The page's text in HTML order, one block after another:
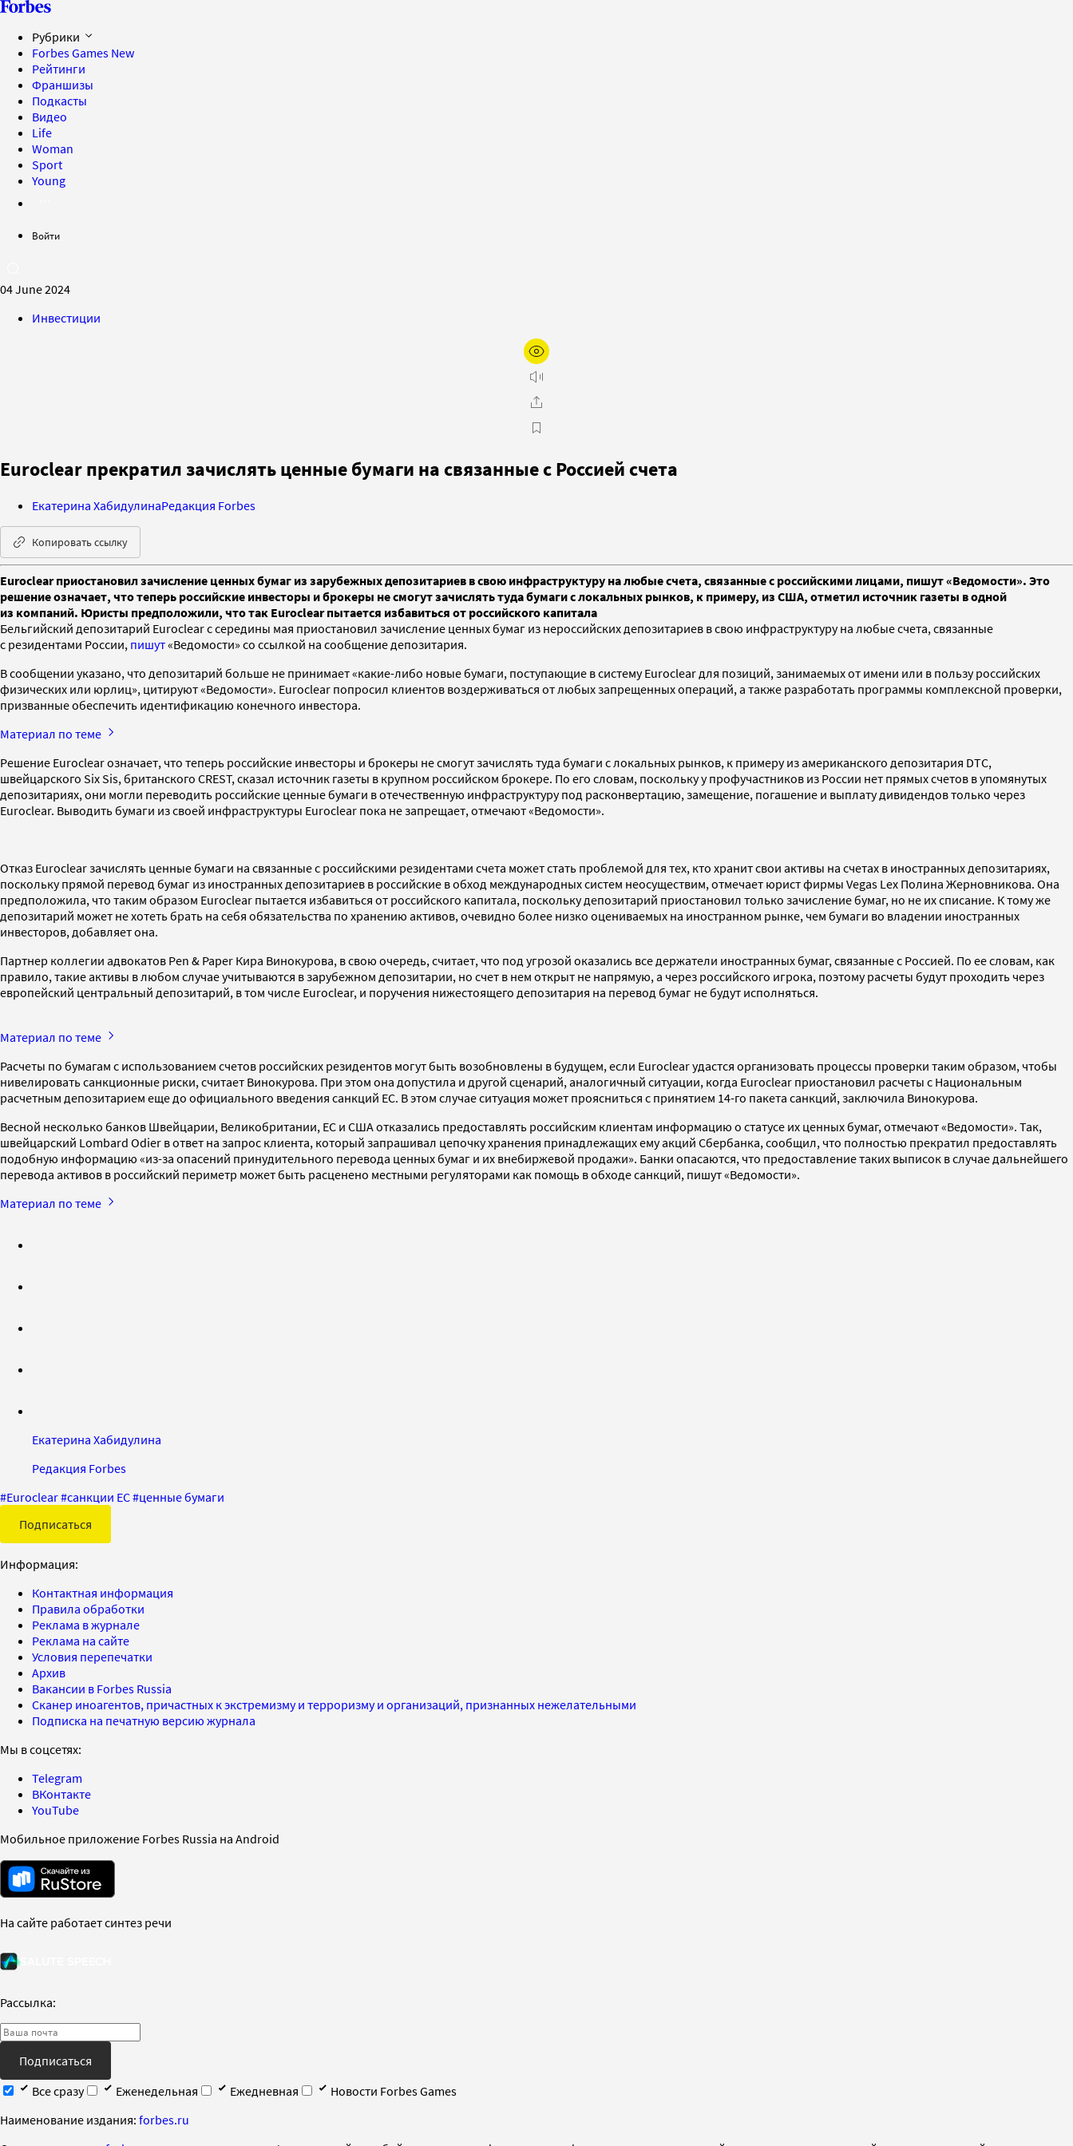
Рубрики
Forbes Games New
Рейтинги
Франшизы
Подкасты
Видео
Life
Woman
Sport
Young
Войти
04 June 2024
Инвестиции
Euroclear прекратил зачислять ценные бумаги на связанные с Россией счета
Екатерина ХабидулинаРедакция Forbes
Копировать ссылку
Euroclear приостановил зачисление ценных бумаг из зарубежных депозитариев в свою инфраструктуру на любые счета, связанные с российскими лицами, пишут «Ведомости». Это
решение означает, что теперь российские инвесторы и брокеры не смогут зачислять туда бумаги с локальных рынков, к примеру, из США, отметил источник газеты в одной
из компаний. Юристы предположили, что так Euroclear пытается избавиться от российского капитала
Бельгийский депозитарий Euroclear с середины мая приостановил зачисление ценных бумаг из нероссийских депозитариев в свою инфраструктуру на любые счета, связанные
с резидентами России, пишут«Ведомости» со ссылкой на сообщение депозитария.
В сообщении указано, что депозитарий больше не принимает «какие-либо новые бумаги, поступающие в систему Euroclear для позиций, занимаемых от имени или в пользу российских
физических или юрлиц», цитируют «Ведомости». Euroclear попросил клиентов воздерживаться от любых запрещенных операций, а также разработать программы комплексной проверки,
призванные обеспечить идентификацию конечного инвестора.
Материал по теме
Решение Euroclear означает, что теперь российские инвесторы и брокеры не смогут зачислять туда бумаги с локальных рынков, к примеру из американского депозитария DTC,
швейцарского Six Sis, британского CREST, сказал источник газеты в крупном российском брокере. По его словам, поскольку у профучастников из России нет прямых счетов в упомянутых
депозитариях, они могли переводить российские ценные бумаги в отечественную инфраструктуру под расконвертацию, замещение, погашение и выплату дивидендов только через
Euroclear. Выводить бумаги из своей инфраструктуры Euroclear пока не запрещает, отмечают «Ведомости».
Отказ Euroclear зачислять ценные бумаги на связанные с российскими резидентами счета может стать проблемой для тех, кто хранит свои активы на счетах в иностранных депозитариях,
поскольку прямой перевод бумаг из иностранных депозитариев в российские в обход международных систем неосуществим, отмечает юрист фирмы Vegas Lex Полина Жерновникова. Она
предположила, что таким образом Euroclear пытается избавиться от российского капитала, поскольку депозитарий приостановил только зачисление бумаг, но не их списание. К тому же
депозитарий может не хотеть брать на себя обязательства по хранению активов, очевидно более низко оцениваемых на иностранном рынке, чем бумаги во владении иностранных
инвесторов, добавляет она.
Партнер коллегии адвокатов Pen & Paper Кира Винокурова, в свою очередь, считает, что под угрозой оказались все держатели иностранных бумаг, связанные с Россией. По ее словам, как
правило, такие активы в любом случае учитываются в зарубежном депозитарии, но счет в нем открыт не напрямую, а через российского игрока, поэтому расчеты будут проходить через
европейский центральный депозитарий, в том числе Euroclear, и поручения нижестоящего депозитария на перевод бумаг не будут исполняться.
Материал по теме
Расчеты по бумагам с использованием счетов российских резидентов могут быть возобновлены в будущем, если Euroclear удастся организовать процессы проверки таким образом, чтобы
нивелировать санкционные риски, считает Винокурова. При этом она допустила и другой сценарий, аналогичный ситуации, когда Euroclear приостановил расчеты с Национальным
расчетным депозитарием еще до официального введения санкций ЕС. В этом случае ситуация может проясниться с принятием 14-го пакета санкций, заключила Винокурова.
Весной несколько банков Швейцарии, Великобритании, ЕС и США отказались предоставлять российским клиентам информацию о статусе их ценных бумаг, отмечают «Ведомости». Так,
швейцарский Lombard Odier в ответ на запрос клиента, который запрашивал цепочку хранения принадлежащих ему акций Сбербанка, сообщил, что полностью прекратил предоставлять
подобную информацию «из-за опасений принудительного перевода ценных бумаг и их внебиржевой продажи». Банки опасаются, что предоставление таких выписок в случае дальнейшего
перевода активов в российский периметр может быть расценено местными регуляторами как помощь в обходе санкций, пишут «Ведомости».
Материал по теме
Екатерина Хабидулина
Редакция Forbes
#Euroclear#санкции ЕС#ценные бумаги
Подписаться
Информация:
Контактная информация
Правила обработки
Реклама в журнале
Реклама на сайте
Условия перепечатки
Архив
Вакансии в Forbes Russia
Сканер иноагентов, причастных к экстремизму и терроризму и организаций, признанных нежелательными
Подписка на печатную версию журнала
Мы в соцсетях:
Telegram
ВКонтакте
YouTube
Мобильное приложение Forbes Russia на Android
На сайте работает синтез речи
Рассылка:
Подписаться
Все сразу
Еженедельная Ежедневная
Новости Forbes Games
Наименование издания: forbes.ru